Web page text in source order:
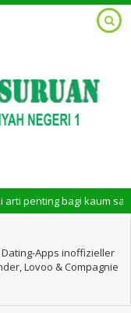
bagi kaum santri.
Dating-Apps inoffizieller
Lovoo & Compagnie